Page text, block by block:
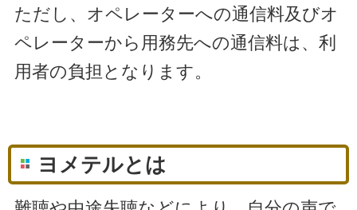
ただし、オペレーターへの通信料及びオ
ペレーターから用務先への通信料は、利
用者の負担となります。
ヨメテルとは